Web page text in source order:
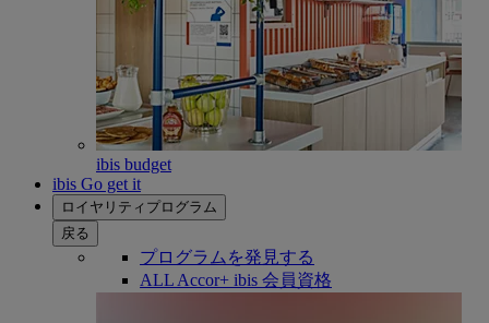
ibis budget
ibis Go get it
ロイヤリティプログラム
戻る
プログラムを発見する
ALL Accor+ ibis 会員資格